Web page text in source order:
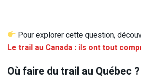
Pour explorer cette question,
Le trail au Canada : ils ont tout
Où faire du trail au Québec ?